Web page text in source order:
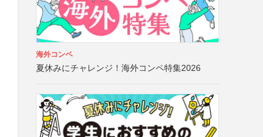
海外コンペ
夏休みにチャレンジ！海外コンペ特集2026